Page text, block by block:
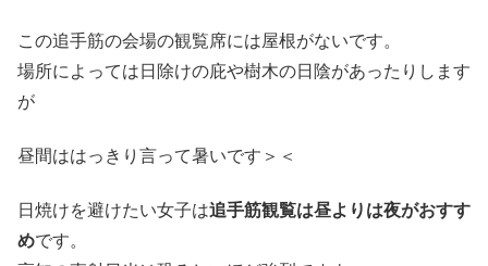
この追手筋の会場の観覧席には屋根がないです。
場所によっては日除けの庇や樹木の日陰があったりします
が
昼間ははっきり言って暑いです＞＜
日焼けを避けたい女子は追手筋観覧は昼よりは夜がおすす
めです。